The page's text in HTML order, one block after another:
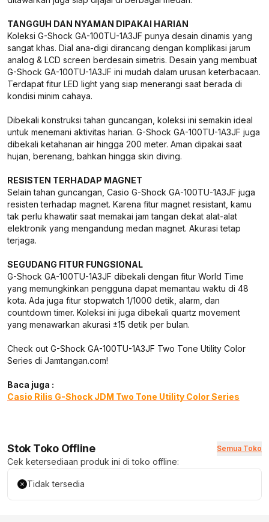
TANGGUH DAN NYAMAN DIPAKAI HARIAN
Koleksi G-Shock GA-100TU-1A3JF punya desain dinamis yang
sangat khas. Dial ana-digi dirancang dengan komplikasi jarum
analog & LCD screen berdesain simetris. Desain yang membuat
G-Shock GA-100TU-1A3JF ini mudah dalam urusan keterbacaan.
Terdapat fitur LED light yang siap menerangi saat berada di
kondisi minim cahaya.
Dibekali konstruksi tahan guncangan, koleksi ini semakin ideal
untuk menemani aktivitas harian. G-Shock GA-100TU-1A3JF juga
dibekali ketahanan air hingga 200 meter. Aman dipakai saat
hujan, berenang, bahkan hingga skin diving.
RESISTEN TERHADAP MAGNET
Selain tahan guncangan, Casio G-Shock GA-100TU-1A3JF juga
resisten terhadap magnet. Karena fitur magnet resistant, kamu
tak perlu khawatir saat memakai jam tangan dekat alat-alat
elektronik yang mengandung medan magnet. Akurasi tetap
terjaga.
SEGUDANG FITUR FUNGSIONAL
G-Shock GA-100TU-1A3JF dibekali dengan fitur World Time
yang memungkinkan pengguna dapat memantau waktu di 48
kota. Ada juga fitur stopwatch 1/1000 detik, alarm, dan
countdown timer. Koleksi ini juga dibekali quartz movement
yang menawarkan akurasi ±15 detik per bulan.
Check out G-Shock GA-100TU-1A3JF Two Tone Utility Color
Series di Jamtangan.com!
Baca juga :
Casio Rilis G-Shock JDM Two Tone Utility Color Series
Stok Toko Offline Semua Toko
Cek ketersediaan produk ini di toko offline:
Tidak tersedia